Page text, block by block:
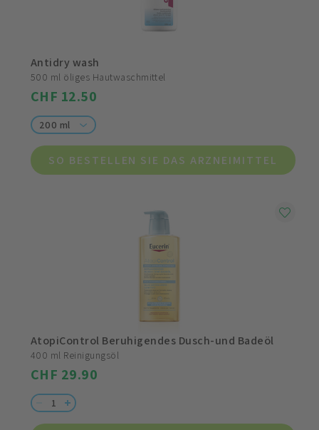
Antidry wash
500 ml öliges Hautwaschmittel
CHF 12.50
200 ml
SO BESTELLEN SIE DAS ARZNEIMITTEL
AtopiControl Beruhigendes Dusch-und Badeöl
400 ml Reinigungsöl
CHF 29.90